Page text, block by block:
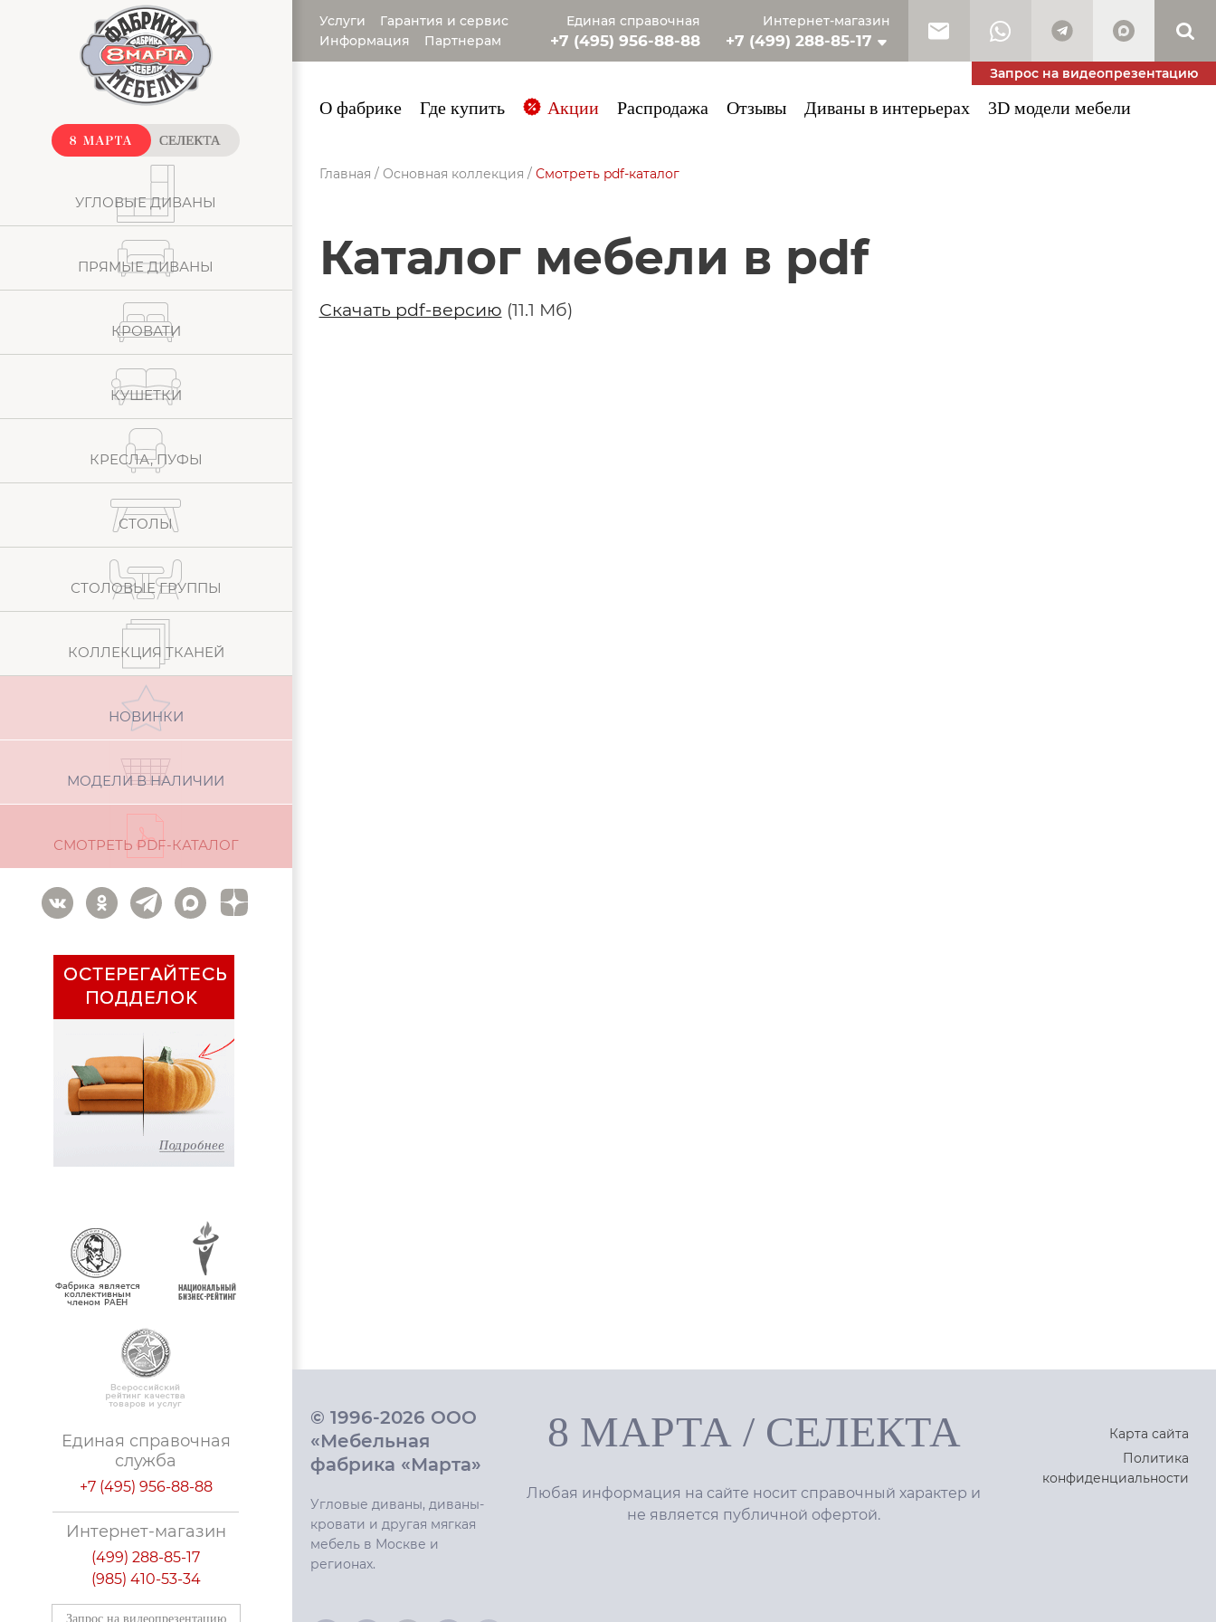
УГЛОВЫЕ ДИВАНЫ
ПРЯМЫЕ ДИВАНЫ
КРОВАТИ
КУШЕТКИ
КРЕСЛА, ПУФЫ
СТОЛЫ
СТОЛОВЫЕ ГРУППЫ
КОЛЛЕКЦИЯ ТКАНЕЙ
НОВИНКИ
МОДЕЛИ В НАЛИЧИИ
СМОТРЕТЬ PDF-КАТАЛОГ
Услуги
Гарантия и сервис
Информация
Партнерам
Единая справочная
+7 (495) 956-88-88
Интернет-магазин
+7 (499) 288-85-17
+7 (985) 410-53-34
Запрос на видеопрезентацию
О фабрике Где купить Акции Распродажа Отзывы Диваны в интерьерах 3D модели мебели
Главная / Основная коллекция / Смотреть pdf-каталог
Каталог мебели в pdf
Скачать pdf-версию (11.1 Мб)
Единая справочная
служба
+7 (495) 956-88-88
Интернет-магазин
(499) 288-85-17
(985) 410-53-34
Запрос на видеопрезентацию
© 1996-2026 ООО
«Мебельная
фабрика «Марта»
Угловые диваны, диваны-
кровати и другая мягкая
мебель в Москве и
регионах.
8 МАРТА/ СЕЛЕКТА
Любая информация на сайте носит справочный характер и
не является публичной офертой.
Карта сайта
Политика
конфиденциальности